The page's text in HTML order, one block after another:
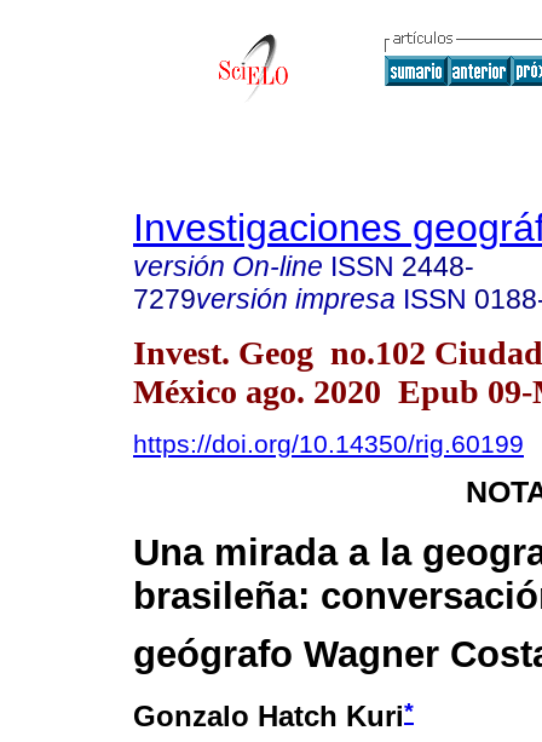
Investigaciones
versión On-line ISSN 2448-
7279versión impresa ISSN
Invest. Geog no.102
México ago. 2020 Epub
https://doi.org/10.14350/rig.60199
Una mirada a la
brasileña:
geógrafo Wagner
Gonzalo Hatch Kuri*